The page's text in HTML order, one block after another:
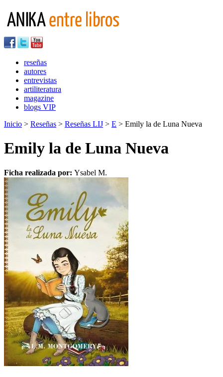
reseñas
autores
entrevistas
artiliteratura
magazine
blogs VIP
Inicio > Reseñas > Reseñas LIJ > E > Emily la de Luna Nueva
Emily la de Luna Nueva
Ficha realizada por: Ysabel M.